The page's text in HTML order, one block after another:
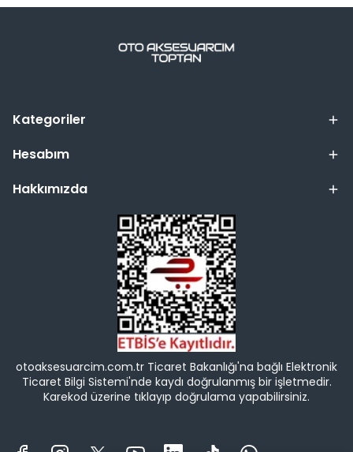
Kategoriler
Hesabım
Hakkımızda
otoaksesuarcim.com.tr Ticaret Bakanlığı'na bağlı Elektronik
Ticaret Bilgi Sistemi'nde kaydı doğrulanmış bir işletmedir.
Karekod üzerine tıklayıp doğrulama yapabilirsiniz.